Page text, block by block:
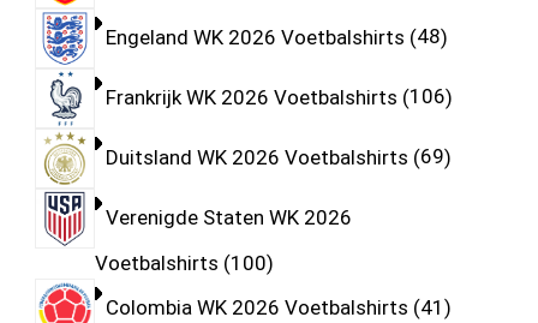
Engeland WK 2026 Voetbalshirts 48
Frankrijk WK 2026 Voetbalshirts 106
Duitsland WK 2026 Voetbalshirts 69
Verenigde Staten WK 2026
Voetbalshirts 100
Colombia WK 2026 Voetbalshirts 41